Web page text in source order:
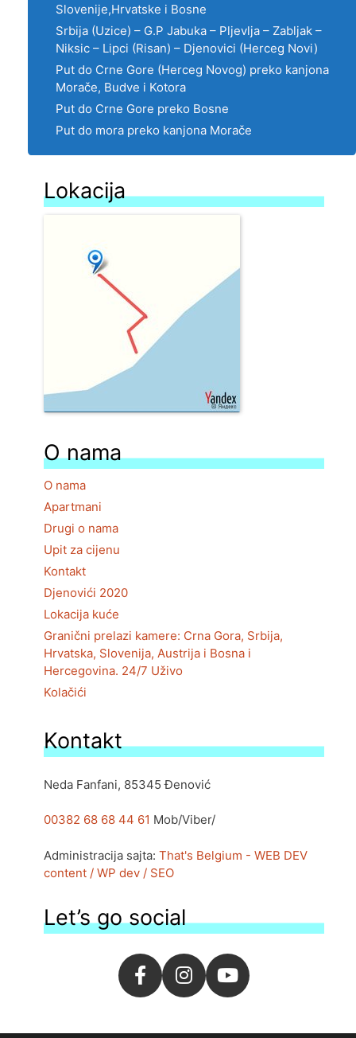
Slovenije,Hrvatske i Bosne
Srbija (Uzice) – G.P Jabuka – Pljevlja – Zabljak –
Niksic – Lipci (Risan) – Djenovici (Herceg Novi)
Put do Crne Gore (Herceg Novog) preko kanjona
Morače, Budve i Kotora
Put do Crne Gore preko Bosne
Put do mora preko kanjona Morače
Lokacija
O nama
O nama
Apartmani
Drugi o nama
Upit za cijenu
Kontakt
Djenovići 2020
Lokacija kuće
Granični prelazi kamere: Crna Gora, Srbija,
Hrvatska, Slovenija, Austrija i Bosna i
Hercegovina. 24/7 Uživo
Kolačići
Kontakt
Neda Fanfani, 85345 Đenović
00382 68 68 44 61 Mob/Viber/
Administracija sajta: That's Belgium - WEB DEV
content / WP dev / SEO
Let’s go social